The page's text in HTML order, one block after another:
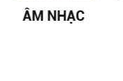
ÂM NHẠC